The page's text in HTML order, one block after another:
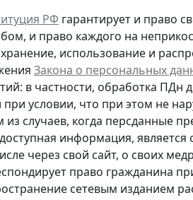
РФ гарантирует и право
и право каждого на
использование и
Закона о персональных
в частности, обработка ПДн
при условии, что при этом не
из случаев, когда персданные
информация,
через свой сайт, о своих
право гражданина
сетевым изданием